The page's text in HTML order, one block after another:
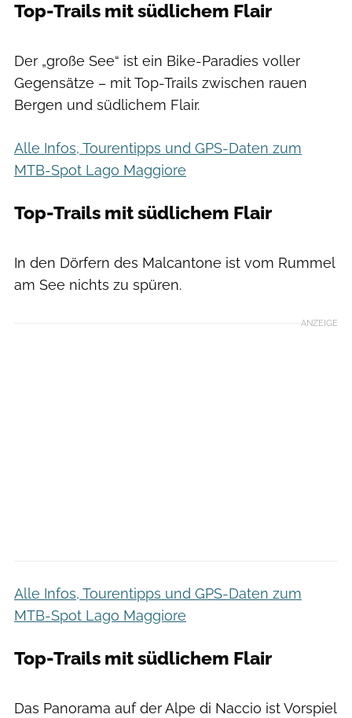
Top-Trails mit südlichem Flair
Der „große See“ ist ein Bike-Paradies voller
Gegensätze – mit Top-Trails zwischen rauen
Bergen und südlichem Flair.
Alle Infos, Tourentipps und GPS-Daten zum
MTB-Spot Lago Maggiore
Top-Trails mit südlichem Flair
In den Dörfern des Malcantone ist vom Rummel
am See nichts zu spüren.
ANZEIGE
Alle Infos, Tourentipps und GPS-Daten zum
MTB-Spot Lago Maggiore
Top-Trails mit südlichem Flair
Das Panorama auf der Alpe di Naccio ist Vorspiel